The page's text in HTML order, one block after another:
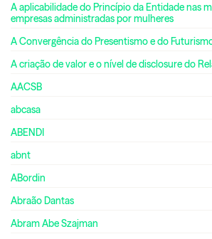
A aplicabilidade do Princípio da Entidade nas
empresas administradas por mulheres
A Convergência do Presentismo e do
A criação de valor e o nível de disclosure do
AACSB
abcasa
ABENDI
abnt
ABordin
Abraão Dantas
Abram Abe Szajman